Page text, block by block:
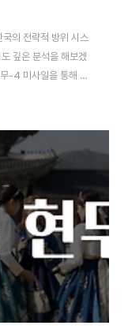
의 전략적 방위 시스
깊은 분석을 해보겠
-4 미사일을 통해 자
전방위적인 공격 능력
경과 역사적 맥락은 한
노력을 기울여 왔는지
부터 현재까지 여러 단
일 위협이 점차 증가